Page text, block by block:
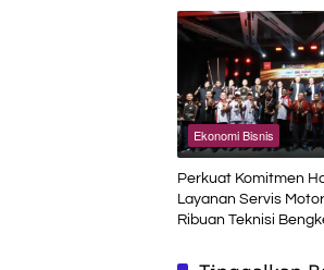
Ekonomi Bisnis
Perkuat Komitmen
Layanan Servis
Ribuan Teknisi
Skill Contest